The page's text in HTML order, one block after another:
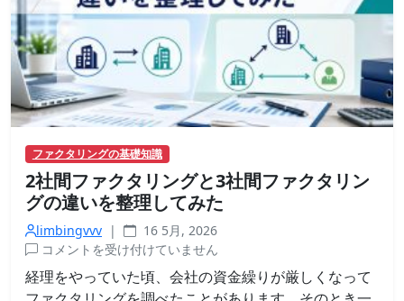
契
約
に
チ
ェ
ッ
ク
す
べ
こ
と
は
ファクタリングの基礎知識
2社間ファクタリングと3社間ファクタリン
グの違いを整理してみた
limbingvvv |
16 5月, 2026
2
社
間
コメントを受け付けていません
経理をやっていた頃、会社の資金繰りが厳しくなって